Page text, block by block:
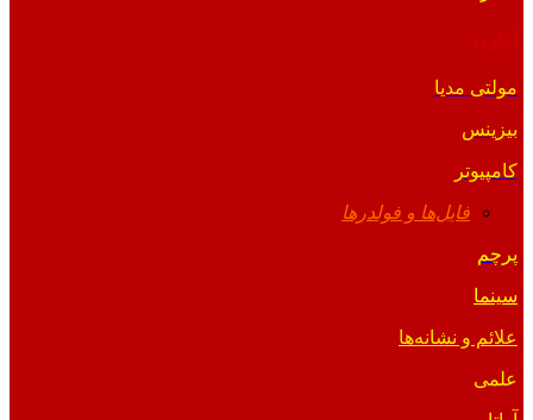
مولتی مدیا
بیزینس
کامپیوتر
فایل‌ها و فولدرها
پرچم
سینما
علائم و نشانه‌ها
علمی